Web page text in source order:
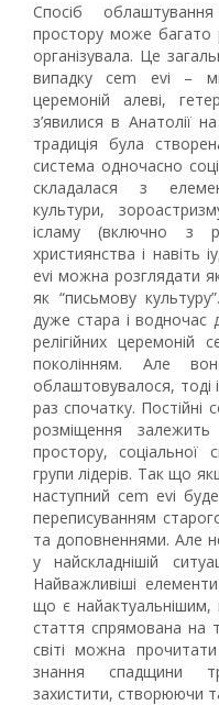
Спосіб
простору може багато
організувала. Це
випадку cem evi –
церемоній алеві,
з’явилися в Анатолії
традиція була
система одночасно
складалася з
культури,
ісламу (включно з
християнства і навіть
evi можна розглядати
як “письмову
дуже стара і водночас
релігійних
поколінням. Але
облаштовувалося, тоді
раз спочатку. Постійні
розміщення
простору, соціальної
групи лідерів. Так що
наступний cem evi
переписуванням
та доповненнями. Але
у найскладнішій
Найважливіші
що є
стаття спрямована на
світі можна
знання спадщини
захистити, створюючи